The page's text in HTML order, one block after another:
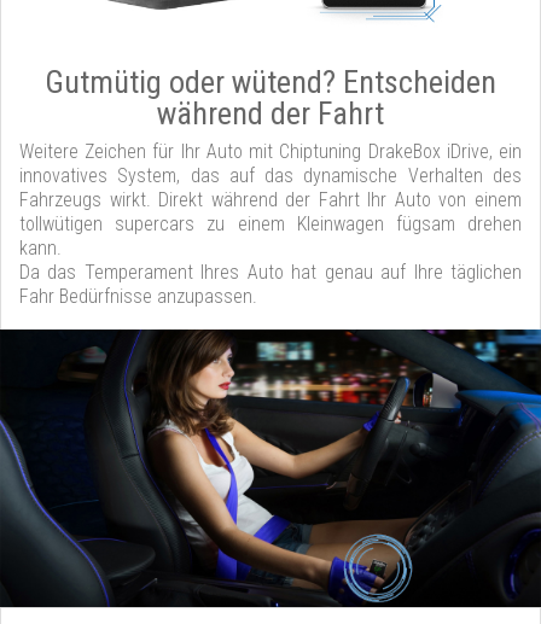
Gutmütig oder wütend? Entscheiden
während der Fahrt
Weitere Zeichen für Ihr Auto mit Chiptuning DrakeBox iDrive, ein
innovatives System, das auf das dynamische Verhalten des
Fahrzeugs wirkt. Direkt während der Fahrt Ihr Auto von einem
tollwütigen supercars zu einem Kleinwagen fügsam drehen
kann.
Da das Temperament Ihres Auto hat genau auf Ihre täglichen
Fahr Bedürfnisse anzupassen.